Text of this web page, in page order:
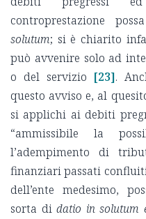
controprestazione
solutum; si è chiarito
può avvenire solo ad
o del servizio [23].
questo avviso e, al
si applichi ai debiti
“ammissibile la
l’adempimento di
finanziari passati
dell’ente medesimo,
sorta didatio in solutum